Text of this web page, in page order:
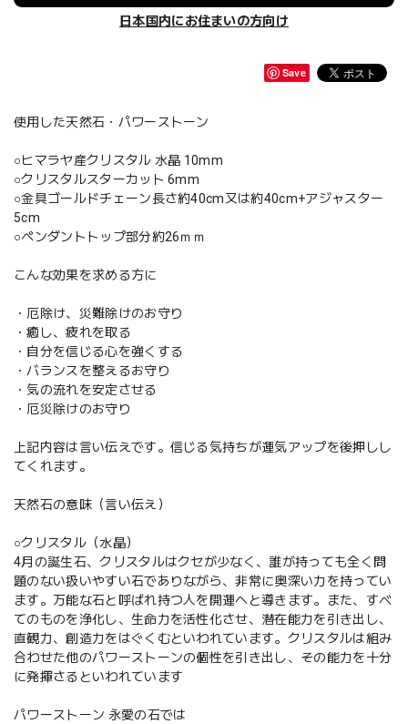
日本国内にお住まいの方向け
Save
使用した天然石・パワーストーン
○ヒマラヤ産クリスタル 水晶 10mm
○クリスタルスターカット 6mm
○金具ゴールドチェーン長さ約40cm又は約40cm+アジャスター
5cm
○ペンダントトップ部分約26ｍｍ
こんな効果を求める方に
・厄除け、災難除けのお守り
・癒し、疲れを取る
・自分を信じる心を強くする
・バランスを整えるお守り
・気の流れを安定させる
・厄災除けのお守り
上記内容は言い伝えです。信じる気持ちが運気アップを後押しし
てくれます。
天然石の意味（言い伝え）
○クリスタル（水晶）
4月の誕生石、クリスタルはクセが少なく、誰が持っても全く問
題のない扱いやすい石でありながら、非常に奥深い力を持ってい
ます。万能な石と呼ばれ持つ人を開運へと導きます。また、すべ
てのものを浄化し、生命力を活性化させ、潜在能力を引き出し、
直観力、創造力をはぐくむといわれています。クリスタルは組み
合わせた他のパワーストーンの個性を引き出し、その能力を十分
に発揮さるといわれています
パワーストーン 永愛の石では